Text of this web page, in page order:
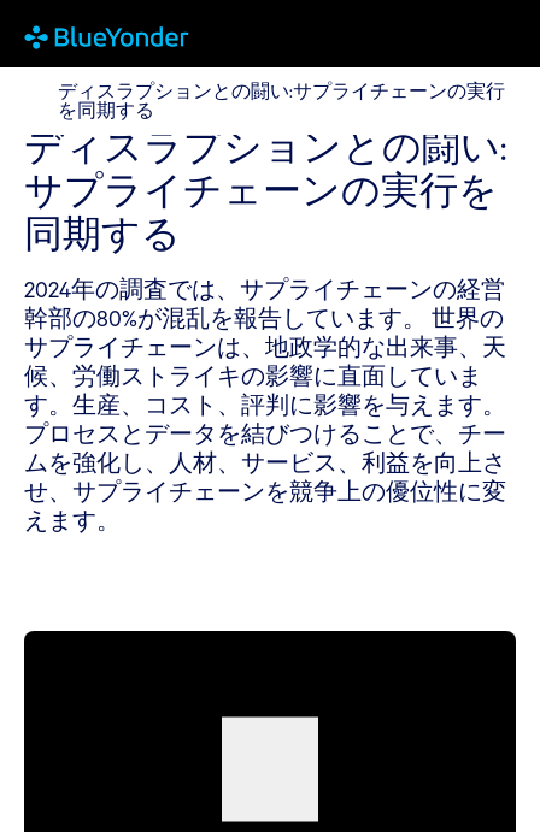
ディスラプションとの闘い:サプライチェーンの実行を
ディスラプションとの闘い:サプライチェーンの実行
を同期する
ディスラプションとの闘い:
サプライチェーンの実行を
同期する
2024年の調査では、サプライチェーンの経営
幹部の80%が混乱を報告しています。 世界の
サプライチェーンは、地政学的な出来事、天
候、労働ストライキの影響に直面していま
す。生産、コスト、評判に影響を与えます。
プロセスとデータを結びつけることで、チー
ムを強化し、人材、サービス、利益を向上さ
せ、サプライチェーンを競争上の優位性に変
えます。